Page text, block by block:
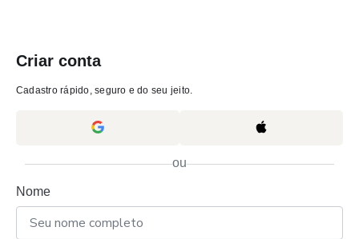
Criar conta
Cadastro rápido, seguro e do seu jeito.
ou
Nome